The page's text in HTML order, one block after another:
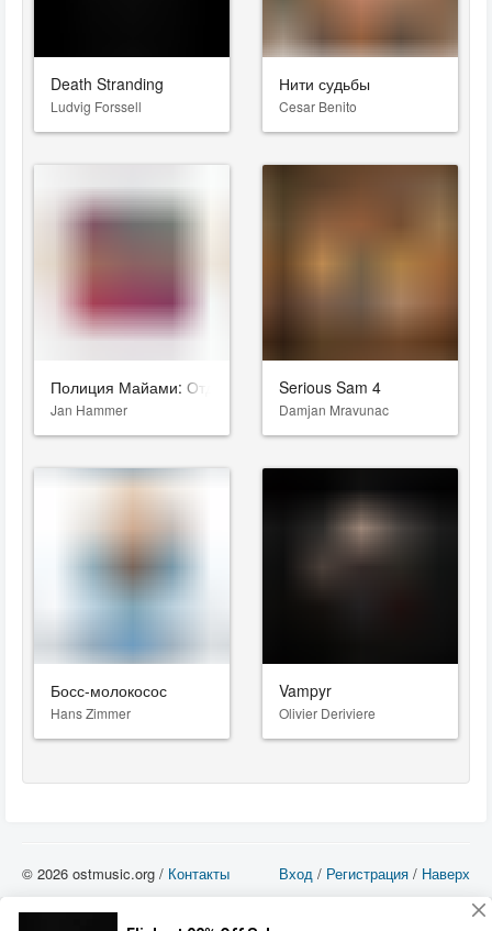
Death Stranding
Ludvig Forssell
Нити судьбы
Cesar Benito
Полиция Майами: Отдел нравов
Jan Hammer
Serious Sam 4
Damjan Mravunac
Босс-молокосос
Hans Zimmer
Vampyr
Olivier Deriviere
Вход / Регистрация / Наверх
© 2026 ostmusic.org / Контакты